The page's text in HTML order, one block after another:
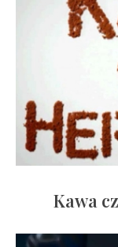
Kawa